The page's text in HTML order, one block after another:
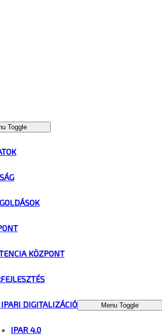
Toggle
KÖZPONT
DIGITALIZÁCIÓ Menu Toggle
IPAR 4.0